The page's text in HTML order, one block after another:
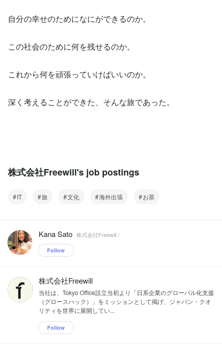
自分の幸せのためになにができるのか。
この社会のために何を残せるのか。
これから何を頑張っていけばいいのか。
深く考えることができた、そんな旅であった。
株式会社Freewill's job postings
IT 旅 文化 海外出張 お茶
Kana Sato 株式会社Freewill /
Follow
株式会社Freewill
当社は、Tokyo Office設立当初より「日系企業のグローバル化支援
（グロースハック）」をミッションとして掲げ、ジャパン・クオ
リティを世界に展開してい...
Follow